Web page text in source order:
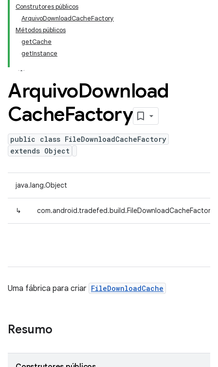
Construtores públicos
ArquivoDownloadCacheFactory
Métodos públicos
getCache
getInstance
ArquivoDownload
CacheFactory
public class FileDownloadCacheFactory
extends Object
java.lang.Object
↳ com.android.tradefed.build.FileDownloadCacheFactory
Uma fábrica para criar FileDownloadCache
Resumo